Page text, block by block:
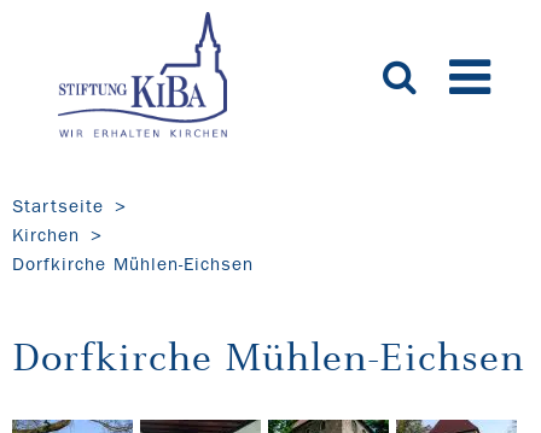
Startseite
Kirchen
Dorfkirche Mühlen-Eichsen
Dorfkirche Mühlen-Eichsen